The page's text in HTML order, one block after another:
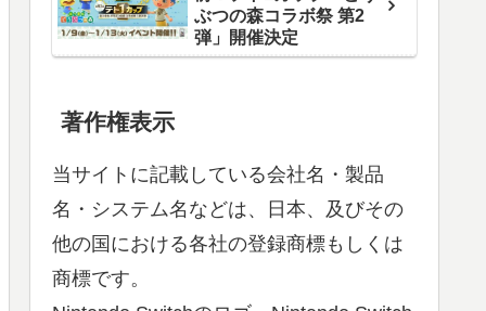
ぶつの森コラボ祭 第2
弾」開催決定
著作権表示
当サイトに記載している会社名・製品
名・システム名などは、日本、及びその
他の国における各社の登録商標もしくは
商標です。